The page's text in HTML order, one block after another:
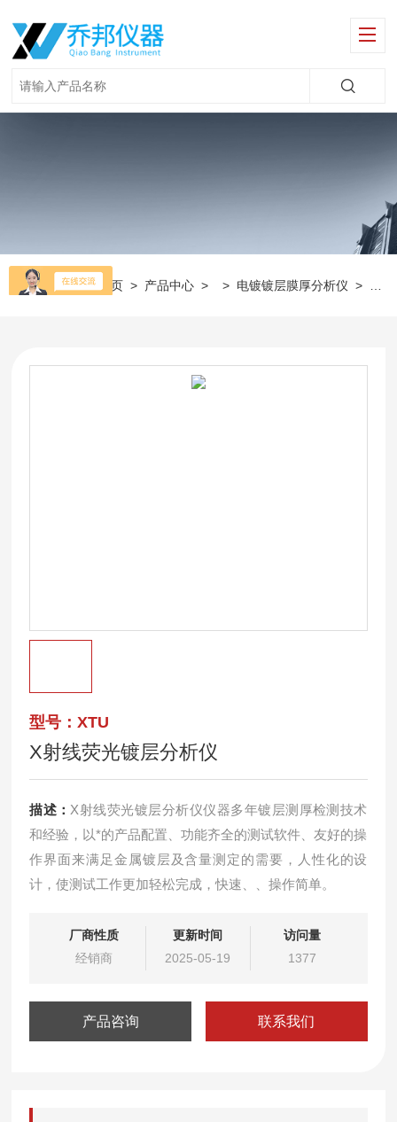
当前位置： 首页 > 产品中心 > > 电镀镀层膜厚分析仪 >
型号：XTU
X射线荧光镀层分析仪
描述： X射线荧光镀层分析仪仪器多年镀层测厚检测技术
和经验，以*的产品配置、功能齐全的测试软件、友好的操
作界面来满足金属镀层及含量测定的需要，人性化的设
计，使测试工作更加轻松完成，快速、、操作简单。
厂商性质
经销商
更新时间
2025-05-19
访问量
1377
产品咨询 联系我们